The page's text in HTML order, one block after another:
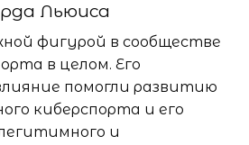
Льюиса
фигурой в сообществе
в целом. Его
помогли развитию
киберспорта и его
и